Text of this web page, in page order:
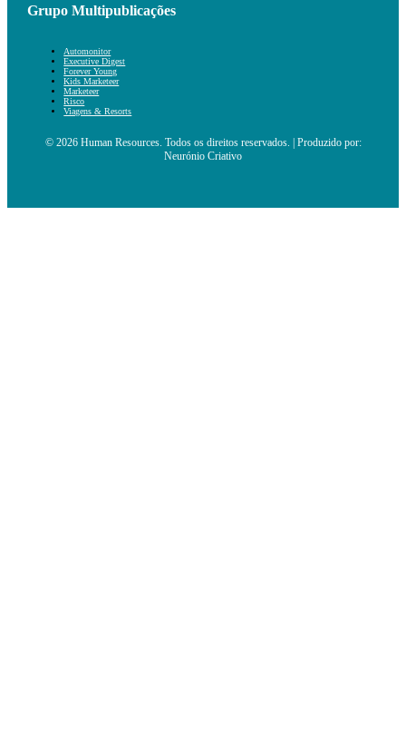
Grupo Multipublicações
Automonitor
Executive Digest
Forever Young
Kids Marketeer
Marketeer
Risco
Viagens & Resorts
© 2026 Human Resources. Todos os direitos reservados. | Produzido por:
Neurónio Criativo